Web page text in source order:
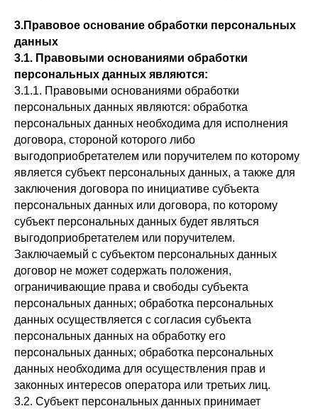
3.Правовое основание обработки персональных
данных
3.1. Правовыми основаниями обработки
персональных данных являются:
3.1.1. Правовыми основаниями обработки
персональных данных являются: обработка
персональных данных необходима для исполнения
договора, стороной которого либо
выгодоприобретателем или поручителем по которому
является субъект персональных данных, а также для
заключения договора по инициативе субъекта
персональных данных или договора, по которому
субъект персональных данных будет являться
выгодоприобретателем или поручителем.
Заключаемый с субъектом персональных данных
договор не может содержать положения,
ограничивающие права и свободы субъекта
персональных данных; обработка персональных
данных осуществляется с согласия субъекта
персональных данных на обработку его
персональных данных; обработка персональных
данных необходима для осуществления прав и
законных интересов оператора или третьих лиц.
3.2. Субъект персональных данных принимает